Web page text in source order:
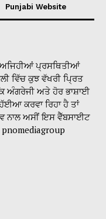
Punjabi Website
ਪ੍ਰਸਥਿਤੀਆਂ
ਵਿੱਚ ਕੁਝ ਵੱਖਰੀ ਪ੍ਰਿਤ
ਅੰਗਰੇਜੀ ਅਤੇ ਹੋਰ ਭਾਸ਼ਾਈ
ਕਰਵਾ ਰਿਹਾ ਹੈ ਤਾਂ
ਨਾਲ ਅਸੀਂ ਇਸ ਵੈੱਬਸਾਈਟ
pnomediagroup